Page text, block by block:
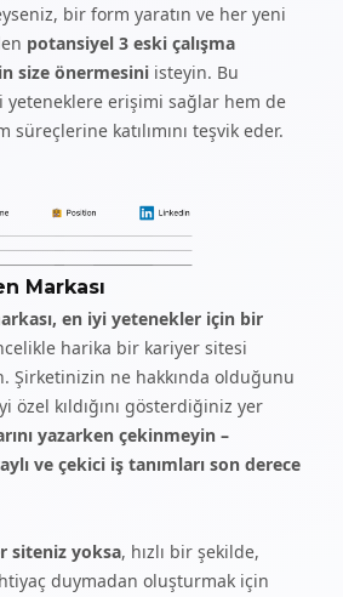
bir form yaratın ve her yeni
potansiyel 3 eski çalışma
size önermesini isteyin. Bu
yeteneklere erişimi sağlar hem de
süreçlerine katılımını teşvik eder.
Markası
en iyi yetenekler için bir
harika bir kariyer sitesi
Şirketinizin ne hakkında olduğunu
özel kıldığını gösterdiğiniz yer
yazarken çekinmeyin –
ve çekici iş tanımları son derece
siteniz yoksa, hızlı bir şekilde,
duymadan oluşturmak için